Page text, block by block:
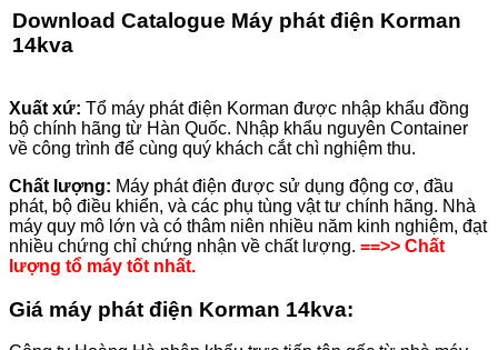
Download Catalogue Máy phát điện Korman
14kva
Xuất xứ: Tổ máy phát điện Korman được nhập khẩu đồng
bộ chính hãng từ Hàn Quốc. Nhập khẩu nguyên Container
về công trình để cùng quý khách cắt chì nghiệm thu.
Chất lượng: Máy phát điện được sử dụng động cơ, đầu
phát, bộ điều khiển, và các phụ tùng vật tư chính hãng. Nhà
máy quy mô lớn và có thâm niên nhiều năm kinh nghiệm, đạt
nhiều chứng chỉ chứng nhận về chất lượng. ==>> Chất
lượng tổ máy tốt nhất.
Giá máy phát điện Korman 14kva: